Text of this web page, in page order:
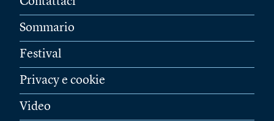
Sommario
Festival
Privacy e cookie
Video